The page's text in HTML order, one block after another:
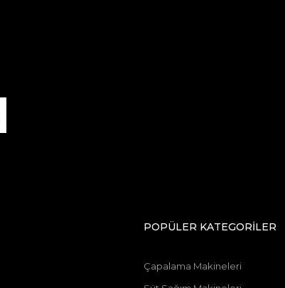
POPÜLER KATEGORİLER
Çapalama Makineleri